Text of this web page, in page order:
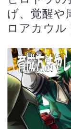
げ、覚醒や
ロアカウ